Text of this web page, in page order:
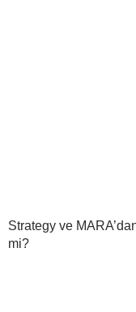
Strategy ve
mi?